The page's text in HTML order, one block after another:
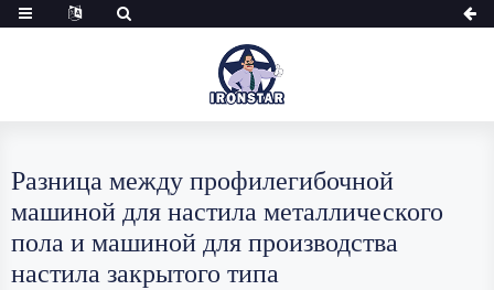
Разница между профилегибочной
машиной для настила металлического
пола и машиной для производства
настила закрытого типа